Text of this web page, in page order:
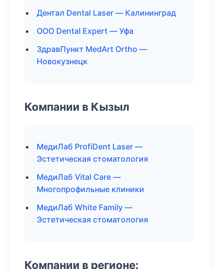
Дентал Dental Laser — Калининград
ООО Dental Expert — Уфа
ЗдравПункт MedArt Ortho —
Новокузнецк
Компании в Кызыл
МедиЛаб ProfiDent Laser —
Эстетическая стоматология
МедиЛаб Vital Care —
Многопрофильные клиники
МедиЛаб White Family —
Эстетическая стоматология
Компании в регионе: